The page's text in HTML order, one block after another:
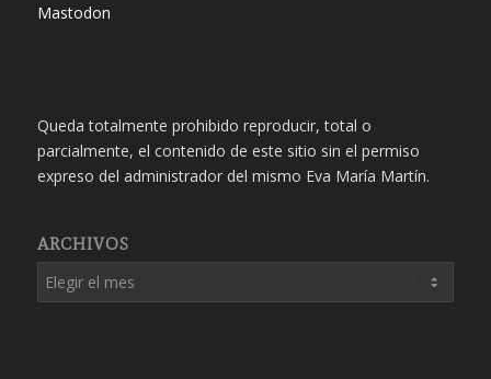
Mastodon
Queda totalmente prohibido reproducir, total o
parcialmente, el contenido de este sitio sin el permiso
expreso del administrador del mismo Eva María Martín.
ARCHIVOS